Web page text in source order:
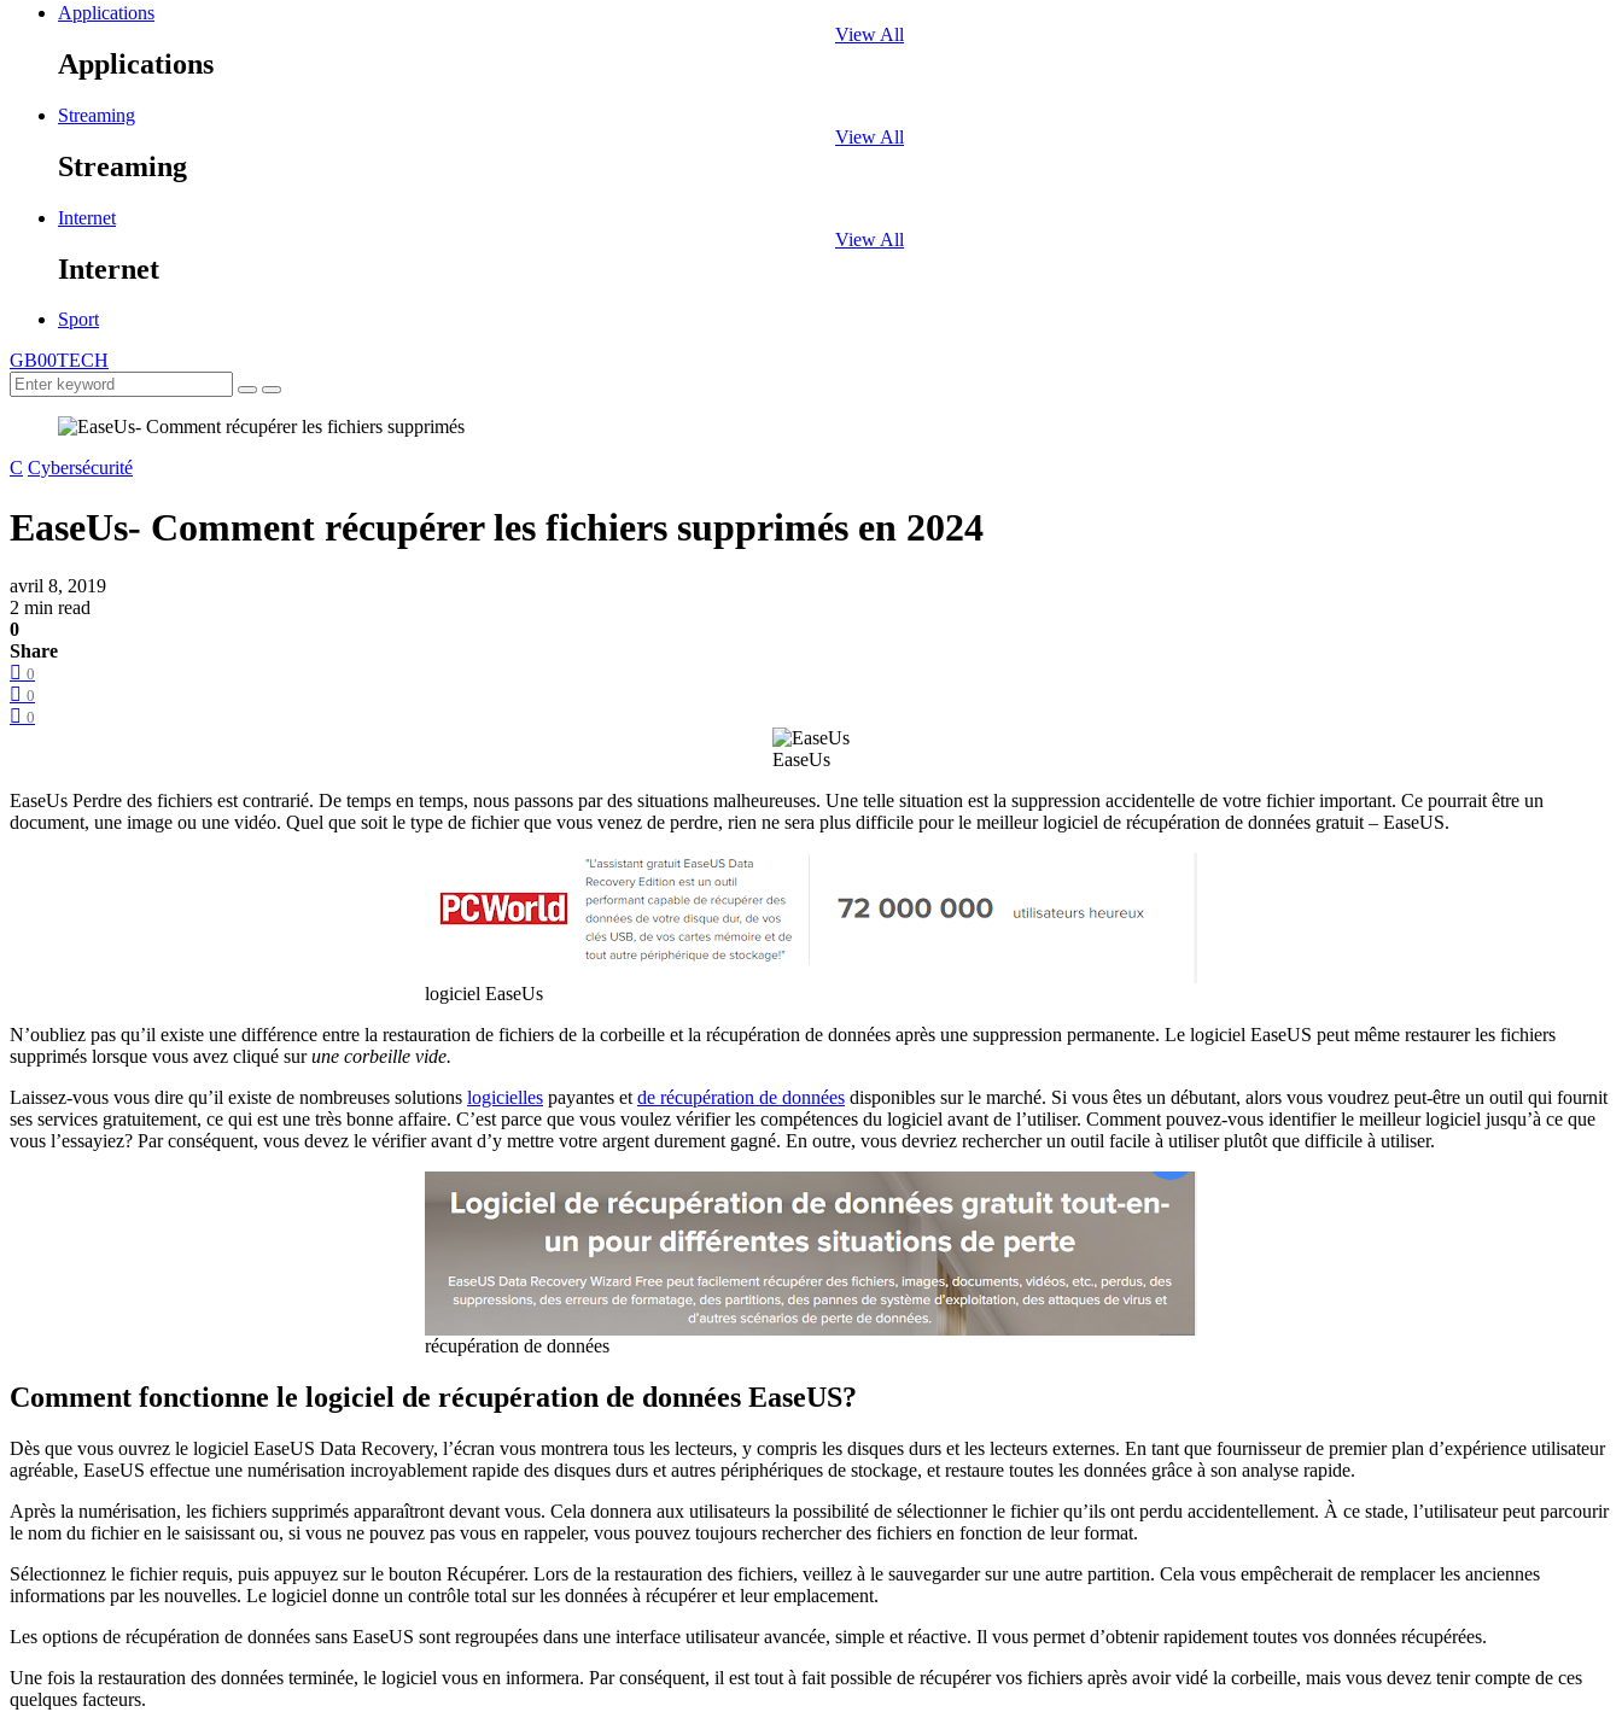
Applications
Applications
View All
Streaming
Streaming
View All
Internet
Internet
View All
Sport
GB00TECH
C Cybersécurité
EaseUs- Comment récupérer les fichiers supprimés en 2024
avril 8, 2019
2 min read
0
Share
0
0
0
EaseUs
EaseUs Perdre des fichiers est contrarié. De temps en temps, nous passons par des situations malheureuses. Une telle situation est la suppression accidentelle de votre fichier important. Ce pourrait être un
document, une image ou une vidéo. Quel que soit le type de fichier que vous venez de perdre, rien ne sera plus difficile pour le meilleur logiciel de récupération de données gratuit – EaseUS.
logiciel EaseUs
N’oubliez pas qu’il existe une différence entre la restauration de fichiers de la corbeille et la récupération de données après une suppression permanente. Le logiciel EaseUS peut même restaurer les fichiers
supprimés lorsque vous avez cliqué surune corbeille vide.
Laissez-vous vous dire qu’il existe de nombreuses solutions logicielles payantes et de récupération de données disponibles sur le marché. Si vous êtes un débutant, alors vous voudrez peut-être un outil qui fournit
ses services gratuitement, ce qui est une très bonne affaire. C’est parce que vous voulez vérifier les compétences du logiciel avant de l’utiliser. Comment pouvez-vous identifier le meilleur logiciel jusqu’à ce que
vous l’essayiez? Par conséquent, vous devez le vérifier avant d’y mettre votre argent durement gagné. En outre, vous devriez rechercher un outil facile à utiliser plutôt que difficile à utiliser.
récupération de données
Comment fonctionne le logiciel de récupération de données EaseUS?
Dès que vous ouvrez le logiciel EaseUS Data Recovery, l’écran vous montrera tous les lecteurs, y compris les disques durs et les lecteurs externes. En tant que fournisseur de premier plan d’expérience utilisateur
agréable, EaseUS effectue une numérisation incroyablement rapide des disques durs et autres périphériques de stockage, et restaure toutes les données grâce à son analyse rapide.
Après la numérisation, les fichiers supprimés apparaîtront devant vous. Cela donnera aux utilisateurs la possibilité de sélectionner le fichier qu’ils ont perdu accidentellement. À ce stade, l’utilisateur peut parcourir
le nom du fichier en le saisissant ou, si vous ne pouvez pas vous en rappeler, vous pouvez toujours rechercher des fichiers en fonction de leur format.
Sélectionnez le fichier requis, puis appuyez sur le bouton Récupérer. Lors de la restauration des fichiers, veillez à le sauvegarder sur une autre partition. Cela vous empêcherait de remplacer les anciennes
informations par les nouvelles. Le logiciel donne un contrôle total sur les données à récupérer et leur emplacement.
Les options de récupération de données sans EaseUS sont regroupées dans une interface utilisateur avancée, simple et réactive. Il vous permet d’obtenir rapidement toutes vos données récupérées.
Une fois la restauration des données terminée, le logiciel vous en informera. Par conséquent, il est tout à fait possible de récupérer vos fichiers après avoir vidé la corbeille, mais vous devez tenir compte de ces
quelques facteurs.